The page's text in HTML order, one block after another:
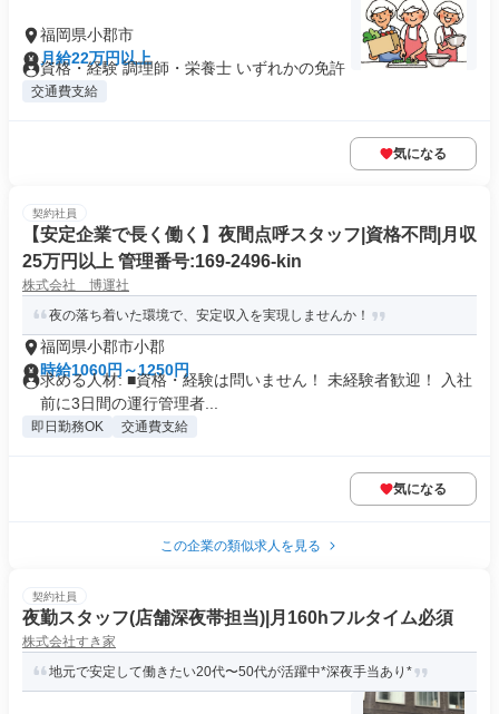
福岡県小郡市
月給22万円以上
資格・経験 調理師・栄養士 いずれかの免許
交通費支給
気になる
契約社員
【安定企業で長く働く】夜間点呼スタッフ|資格不問|月収
25万円以上 管理番号:169-2496-kin
株式会社 博運社
夜の落ち着いた環境で、安定収入を実現しませんか！
福岡県小郡市小郡
時給1060円～1250円
求める人材: ■資格・経験は問いません！ 未経験者歓迎！ 入社
前に3日間の運行管理者...
即日勤務OK 交通費支給
気になる
この企業の類似求人を見る
契約社員
夜勤スタッフ(店舗深夜帯担当)|月160hフルタイム必須
株式会社すき家
地元で安定して働きたい20代〜50代が活躍中*深夜手当あり*